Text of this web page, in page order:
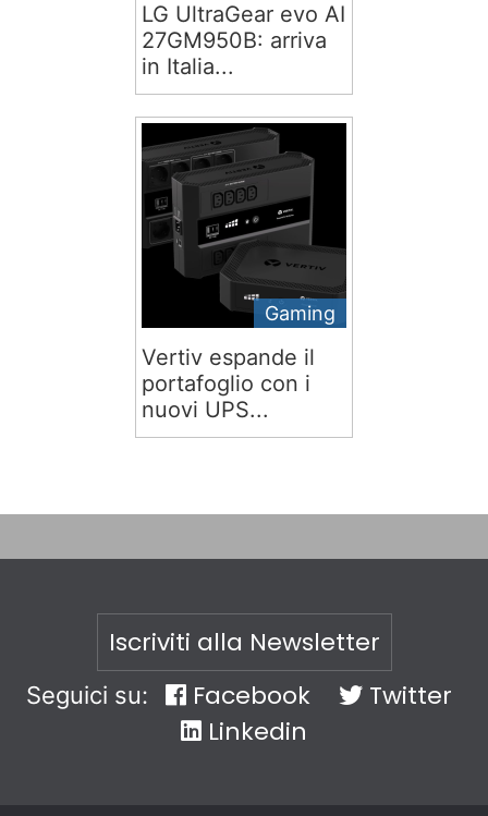
LG UltraGear evo AI
27GM950B: arriva
in Italia...
Gaming
Vertiv espande il
portafoglio con i
nuovi UPS...
Iscriviti alla Newsletter
Seguici su: Facebook
Twitter
Linkedin